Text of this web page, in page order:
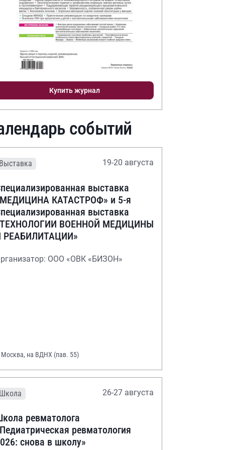
Купить журнал
событий
Выставка 19-20 августа
выставка
КАТАСТРОФ» и 5-я
выставка
ВОЕННОЙ МЕДИЦИНЫ
РЕАБИЛИТАЦИИ»
ООО «ОВК «БИЗОН»
Москва, на ВДНХ (пав. 55)
Школа 26-27 августа
ревматолога
ревматология
снова в школу»